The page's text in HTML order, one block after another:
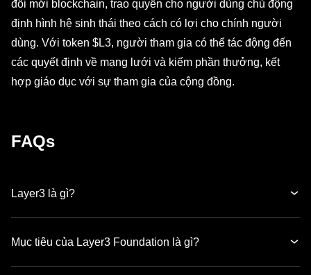
đổi mới blockchain, trao quyền cho người dùng chủ động
định hình hệ sinh thái theo cách có lợi cho chính người
dùng. Với token $L3, người tham gia có thể tác động đến
các quyết định về mạng lưới và kiếm phần thưởng, kết
hợp giáo dục với sự tham gia của cộng đồng.
FAQs
Layer3 là gì?
Mục tiêu của Layer3 Foundation là gì?